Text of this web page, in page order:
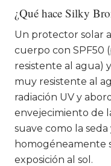
¿Qué hace Silky
Un protector solar
cuerpo con SPF50
resistente al agua)
muy resistente al
radiación UV y
envejecimiento de
suave como la seda
homogéneamente
exposición al sol.